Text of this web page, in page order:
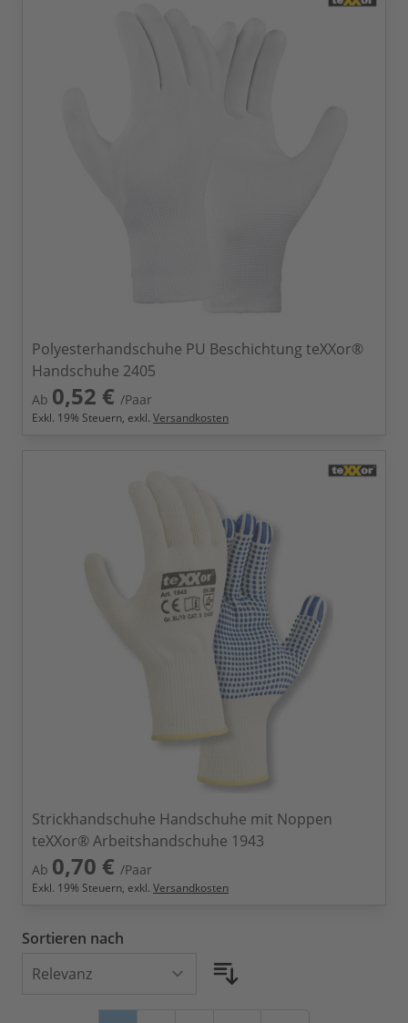
Polyesterhandschuhe PU Beschichtung teXXor®
Handschuhe 2405
Ab 0,52 € /Paar
Exkl. 19% Steuern, exkl. Versandkosten
Strickhandschuhe Handschuhe mit Noppen
teXXor® Arbeitshandschuhe 1943
Ab 0,70 € /Paar
Exkl. 19% Steuern, exkl. Versandkosten
Sortieren nach